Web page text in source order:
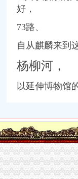
好，
73路、
自从麒麟来到
杨柳河，
以延伸博物馆